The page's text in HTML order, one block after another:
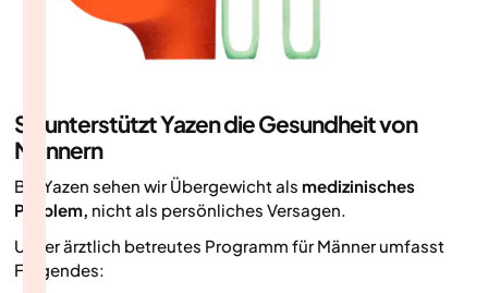
So unterstützt Yazen die Gesundheit von
Männern
Bei Yazen sehen wir Übergewicht als medizinisches
Problem, nicht als persönliches Versagen.
Unser ärztlich betreutes Programm für Männer umfasst
Folgendes: